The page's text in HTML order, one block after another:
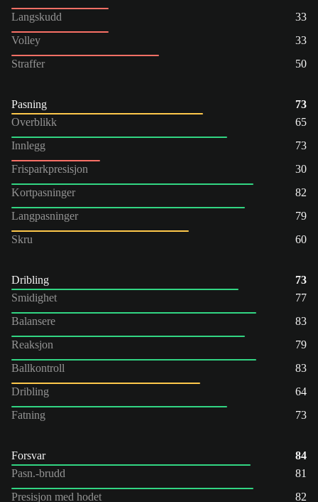
Langskudd
33
Volley
33
Straffer
50
Pasning
73
Overblikk
65
Innlegg
73
Frisparkpresisjon
30
Kortpasninger
82
Langpasninger
79
Skru
60
Dribling
73
Smidighet
77
Balansere
83
Reaksjon
79
Ballkontroll
83
Dribling
64
Fatning
73
Forsvar
84
Pasn.-brudd
81
Presisjon med hodet
82